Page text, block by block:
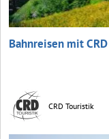
Bahnreisen mit
CRD Touristik